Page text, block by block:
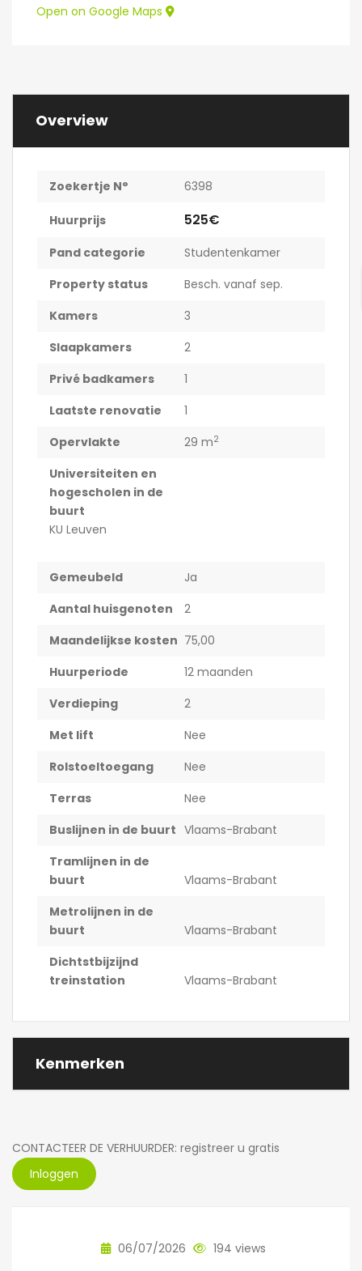
Open on Google Maps
Overview
Zoekertje N° 6398
Huurprijs 525€
Pand categorie
Studentenkamer
Property status
Besch. vanaf sep.
Kamers
3
Slaapkamers
2
Privé badkamers
1
Laatste renovatie
1
Opervlakte
29 m2
Universiteiten en
hogescholen in de
buurt
KU Leuven
Gemeubeld
Ja
Aantal huisgenoten
2
Maandelijkse kosten 75,00
Huurperiode
12 maanden
Verdieping
2
Met lift
Nee
Rolstoeltoegang
Nee
Terras
Nee
Buslijnen in de buurt Vlaams-Brabant
Tramlijnen in de
buurt
Vlaams-Brabant
Metrolijnen in de
buurt
Vlaams-Brabant
Dichtstbijzijnd
treinstation
Vlaams-Brabant
Kenmerken
CONTACTEER DE VERHUURDER: registreer u gratis
Inloggen
06/07/2026 194 views